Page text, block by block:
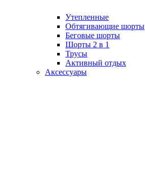
Утепленные
Обтягивающие шорты
Беговые шорты
Шорты 2 в 1
Трусы
Активный отдых
Аксессуары